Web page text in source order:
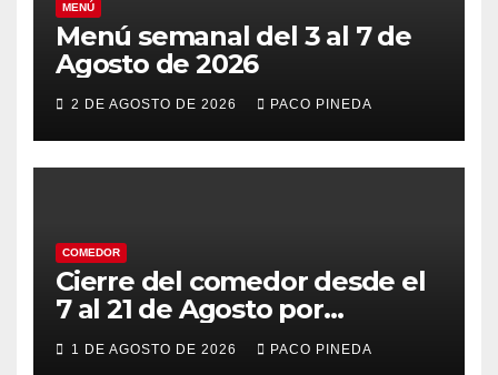
MENÚ
Menú semanal del 3 al 7 de
Agosto de 2026
2 DE AGOSTO DE 2026 PACO PINEDA
COMEDOR
Cierre del comedor desde el
7 al 21 de Agosto por
vacaciones
1 DE AGOSTO DE 2026 PACO PINEDA